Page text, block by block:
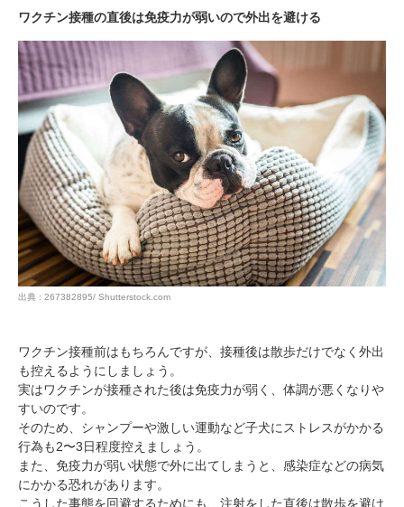
ワクチン接種の直後は免疫力が弱いので外出を避ける
出典 : 267382895/ Shutterstock.com
ワクチン接種前はもちろんですが、接種後は散歩だけでなく外出
も控えるようにしましょう。
実はワクチンが接種された後は免疫力が弱く、体調が悪くなりや
すいのです。
そのため、シャンプーや激しい運動など子犬にストレスがかかる
行為も2〜3日程度控えましょう。
また、免疫力が弱い状態で外に出てしまうと、感染症などの病気
にかかる恐れがあります。
こうした事態を回避するためにも、注射をした直後は散歩を避け
PECOアプリをダウンロード済みの方
アプリで開く